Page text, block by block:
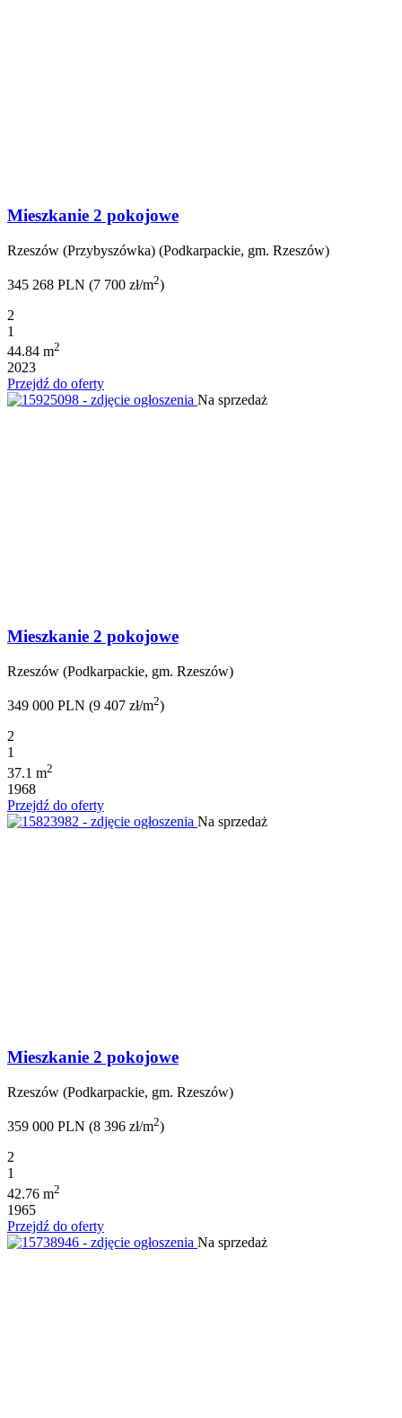
Mieszkanie 2 pokojowe
Rzeszów (Przybyszówka) (Podkarpackie, gm. Rzeszów)
345 268 PLN (7 700 zł/m2)
2
1
44.84 m2
2023
Przejdź do oferty
Na sprzedaż
Mieszkanie 2 pokojowe
Rzeszów (Podkarpackie, gm. Rzeszów)
349 000 PLN (9 407 zł/m2)
2
1
37.1 m2
1968
Przejdź do oferty
Na sprzedaż
Mieszkanie 2 pokojowe
Rzeszów (Podkarpackie, gm. Rzeszów)
359 000 PLN (8 396 zł/m2)
2
1
42.76 m2
1965
Przejdź do oferty
Na sprzedaż